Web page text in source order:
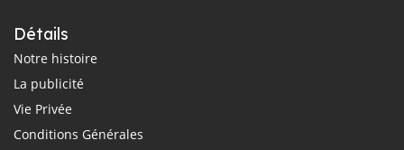
Détails
Notre histoire
La publicité
Vie Privée
Conditions Générales